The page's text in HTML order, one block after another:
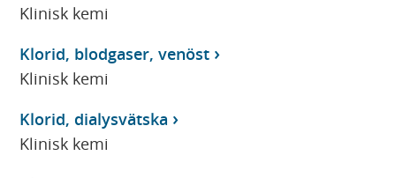
Klinisk kemi
Klorid, blodgaser, venöst
Klinisk kemi
Klorid, dialysvätska
Klinisk kemi